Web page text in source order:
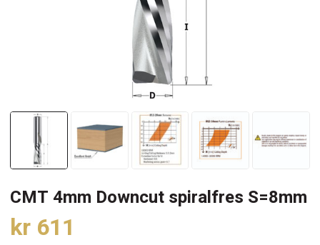
CMT 4mm Downcut spiralfres S=8mm
kr 611